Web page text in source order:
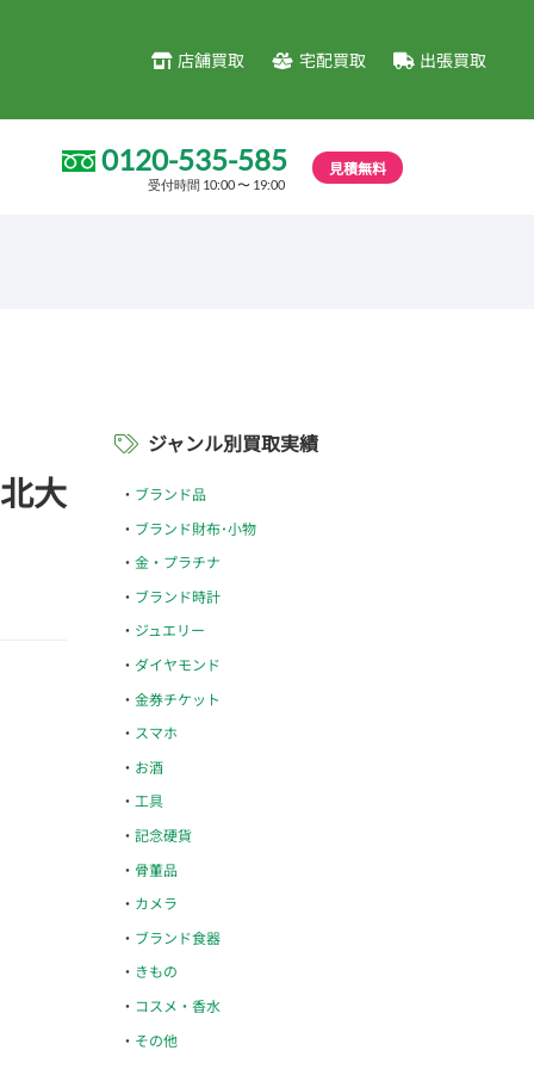
店舗買取 宅配買取 出張買取
0120-535-585
受付時間 10:00 〜 19:00
見積無料
大
ジャンル別買取実績
ブランド品
ブランド財布･小物
金・プラチナ
ブランド時計
ジュエリー
ダイヤモンド
金券チケット
スマホ
お酒
工具
記念硬貨
骨董品
カメラ
ブランド食器
きもの
コスメ・香水
その他